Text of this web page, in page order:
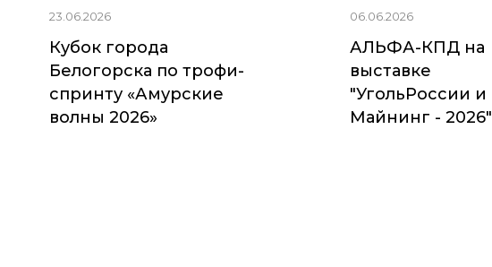
23.06.2026
Кубок города
Белогорска по трофи-
спринту «Амурские
волны 2026»
06.06.2026
АЛЬФА-КПД на
выставке
"УгольРоссии и
Майнинг - 2026"